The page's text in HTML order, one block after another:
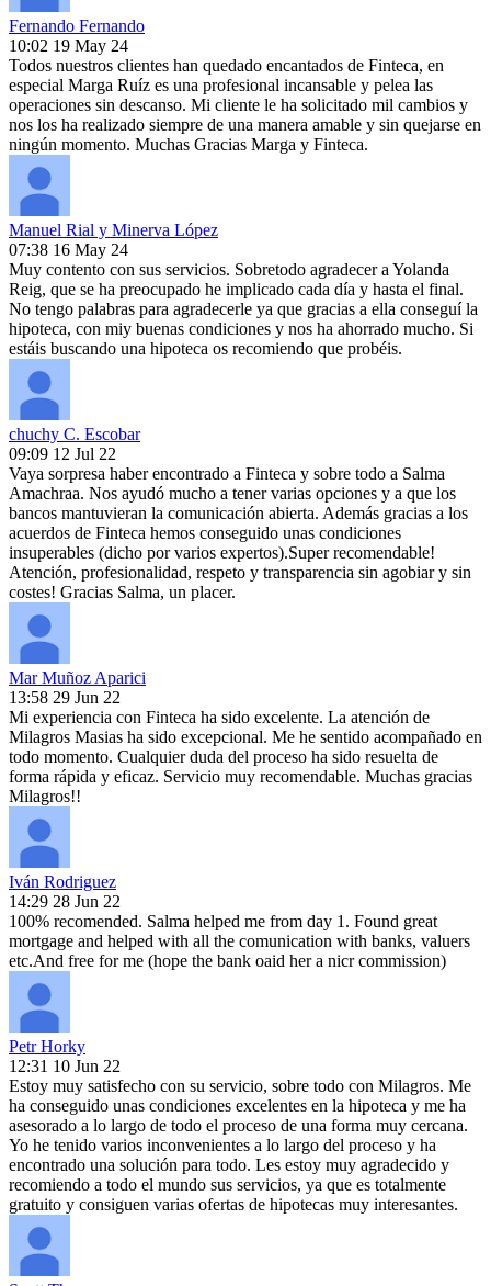
Fernando Fernando
10:02 19 May 24
Todos nuestros clientes han quedado encantados de Finteca, en
especial Marga Ruíz es una profesional incansable y pelea las
operaciones sin descanso. Mi cliente le ha solicitado mil cambios y
nos los ha realizado siempre de una manera amable y sin quejarse en
ningún momento. Muchas Gracias Marga y Finteca.
Manuel Rial y Minerva López
07:38 16 May 24
Muy contento con sus servicios. Sobretodo agradecer a Yolanda
Reig, que se ha preocupado he implicado cada día y hasta el final.
No tengo palabras para agradecerle ya que gracias a ella conseguí la
hipoteca, con miy buenas condiciones y nos ha ahorrado mucho. Si
estáis buscando una hipoteca os recomiendo que probéis.
chuchy C. Escobar
09:09 12 Jul 22
Vaya sorpresa haber encontrado a Finteca y sobre todo a Salma
Amachraa. Nos ayudó mucho a tener varias opciones y a que los
bancos mantuvieran la comunicación abierta. Además gracias a los
acuerdos de Finteca hemos conseguido unas condiciones
insuperables (dicho por varios expertos).Super recomendable!
Atención, profesionalidad, respeto y transparencia sin agobiar y sin
costes! Gracias Salma, un placer.
Mar Muñoz Aparici
13:58 29 Jun 22
Mi experiencia con Finteca ha sido excelente. La atención de
Milagros Masias ha sido excepcional. Me he sentido acompañado en
todo momento. Cualquier duda del proceso ha sido resuelta de
forma rápida y eficaz. Servicio muy recomendable. Muchas gracias
Milagros!!
Iván Rodriguez
14:29 28 Jun 22
100% recomended. Salma helped me from day 1. Found great
mortgage and helped with all the comunication with banks, valuers
etc.And free for me (hope the bank oaid her a nicr commission)
Petr Horky
12:31 10 Jun 22
Estoy muy satisfecho con su servicio, sobre todo con Milagros. Me
ha conseguido unas condiciones excelentes en la hipoteca y me ha
asesorado a lo largo de todo el proceso de una forma muy cercana.
Yo he tenido varios inconvenientes a lo largo del proceso y ha
encontrado una solución para todo. Les estoy muy agradecido y
recomiendo a todo el mundo sus servicios, ya que es totalmente
gratuito y consiguen varias ofertas de hipotecas muy interesantes.